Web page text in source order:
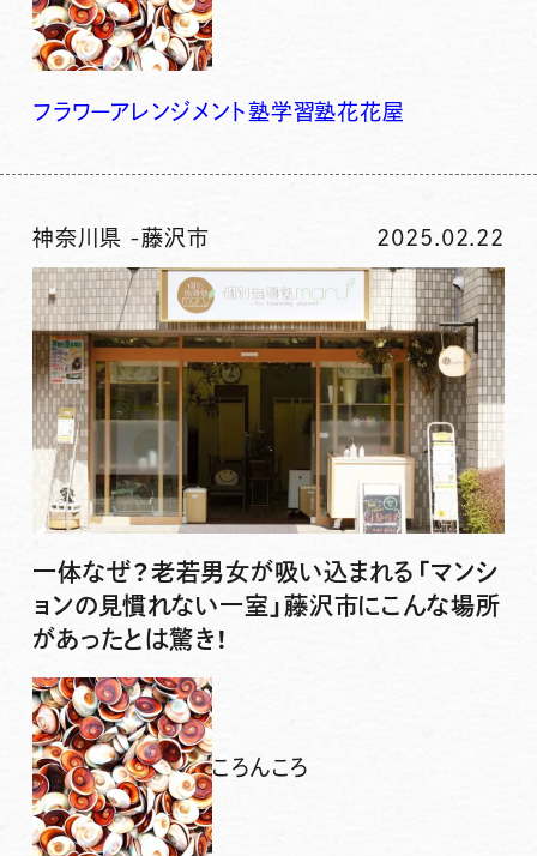
フラワーアレンジメント塾学習塾花花屋
神奈川県 -藤沢市 2025.02.22
一体なぜ？老若男女が吸い込まれる「マンシ
ョンの見慣れない一室」藤沢市にこんな場所
があったとは驚き！
ころんころ